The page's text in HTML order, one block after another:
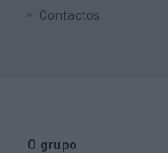
Contactos
O grupo